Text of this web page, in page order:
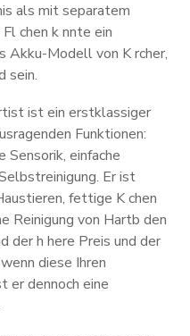
als mit separatem
chen k nnte ein
Akku-Modell von K rcher,
sein.
ist ein erstklassiger
Funktionen:
einfache
Er ist
fettige K chen
Reinigung von Hartb den
der h here Preis und der
diese Ihren
er dennoch eine